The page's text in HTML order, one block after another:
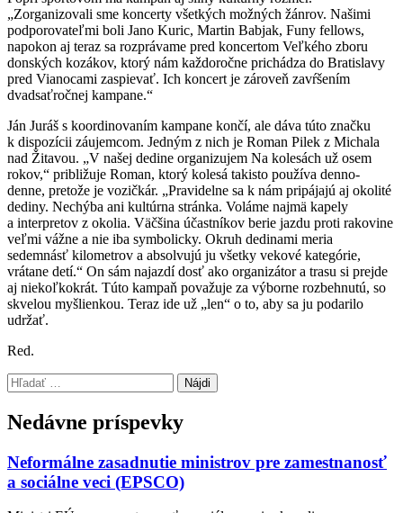
„Zorganizovali sme koncerty všetkých možných žánrov. Našimi
podporovateľmi boli Jano Kuric, Martin Babjak, Funy fellows,
napokon aj teraz sa rozprávame pred koncertom Veľkého zboru
donských kozákov, ktorý nám každoročne prichádza do Bratislavy
pred Vianocami zaspievať. Ich koncert je zároveň zavŕšením
dvadsaťročnej kampane.“
Ján Juráš s koordinovaním kampane končí, ale dáva túto značku
k dispozícii záujemcom. Jedným z nich je Roman Pilek z Michala
nad Žitavou. „V našej dedine organizujem Na kolesách už osem
rokov,“ približuje Roman, ktorý kolesá takisto používa denno-
denne, pretože je vozičkár. „Pravidelne sa k nám pripájajú aj okolité
dediny. Nechýba ani kultúrna stránka. Voláme najmä kapely
a interpretov z okolia. Väčšina účastníkov berie jazdu proti rakovine
veľmi vážne a nie iba symbolicky. Okruh dedinami meria
sedemnásť kilometrov a absolvujú ju všetky vekové kategórie,
vrátane detí.“ On sám najazdí dosť ako organizátor a trasu si prejde
aj niekoľkokrát. Túto kampaň považuje za výborne rozbehnutú, so
skvelou myšlienkou. Teraz ide už „len“ o to, aby sa ju podarilo
udržať.
Red.
Preskočiť
späť
na
hlavnú
Hľadať:
Nedávne príspevky
Neformálne zasadnutie ministrov pre zamestnanosť
a sociálne veci (EPSCO)